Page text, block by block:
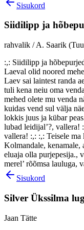
Sisukord
Siidilipp ja
rahvalik / A. Saarik
:,: Siidilipp ja
Laeval olid noored
Laev sai laintest randa
tuli kena neiu oma
mehed olete mu venda
kuidas vend sul välja
lokkis juus ja kübar
lubad leidijal’?, vallera!
vallera! :,: :,: Teisele
Kolmandale, kenamale,
eluaja olla purjepesija.,
merel’ rõõmsa lauluga,
Sisukord
Silver Ükssilma
Jaan Tätte